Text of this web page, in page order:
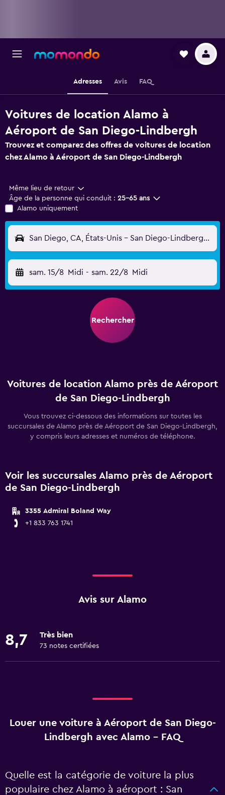
Adresses Avis FAQ
Voitures de location Alamo à
Aéroport de San Diego-Lindbergh
Trouvez et comparez des offres de voitures de location
chez Alamo à Aéroport de San Diego-Lindbergh
Même lieu de retour
Âge de la personne qui conduit : 25-65 ans
Alamo uniquement
San Diego, CA, États-Unis - San Diego-Lindbergh (SAN)
sam. 15/8 Midi - sam. 22/8 Midi
Rechercher
Voitures de location Alamo près de Aéroport
de San Diego-Lindbergh
Vous trouvez ci-dessous des informations sur toutes les
succursales de Alamo près de Aéroport de San Diego-Lindbergh,
y compris leurs adresses et numéros de téléphone.
Voir les succursales Alamo près de Aéroport
de San Diego-Lindbergh
3355 Admiral Boland Way
+1 833 763 1741
Avis sur Alamo
8,7 Très bien
73 notes certifiées
Louer une voiture à Aéroport de San Diego-
Lindbergh avec Alamo - FAQ
Quelle est la catégorie de voiture la plus
populaire chez Alamo à aéroport : San